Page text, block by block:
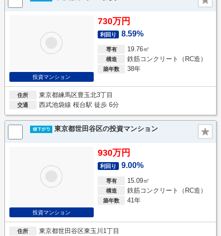
投資マンション
730万円
利回り 8.59%
専有 19.76㎡
構造 鉄筋コンクリート（RC造）
築年数 38年
住所 東京都練馬区豊玉北3丁目
交通 西武池袋線 桜台駅 徒歩 6分
東京都世田谷区の投資マンション
投資マンション
930万円
利回り 9.00%
専有 15.09㎡
構造 鉄筋コンクリート（RC造）
築年数 41年
住所 東京都世田谷区東玉川1丁目